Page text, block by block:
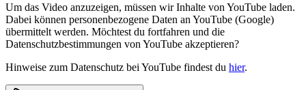
Um das Video anzuzeigen, müssen wir Inhalte von YouTube laden.
Dabei können personenbezogene Daten an YouTube (Google)
übermittelt werden. Möchtest du fortfahren und die
Datenschutzbestimmungen von YouTube akzeptieren?
Hinweise zum Datenschutz bei YouTube findest du hier.